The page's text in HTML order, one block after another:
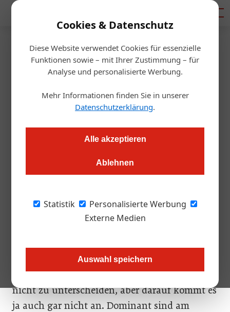
Cookies & Datenschutz
Diese Website verwendet Cookies für essenzielle
Funktionen sowie – mit Ihrer Zustimmung – für
Analyse und personalisierte Werbung.
Mehr Informationen finden Sie in unserer
Datenschutzerklärung.
Alle akzeptieren
Ablehnen
Statistik
Personalisierte Werbung
Externe Medien
Auswahl speichern
Startseite/Handel & Hersteller
Hopfen-Limonade
Redaktion 07.03.2017, 13:56 Uhr
Zipfer Hops: Alkoholfrei, zitronig und nicht zu süß.
Zipfer hat eine neue alkoholfreie
Eckdaten: „Hops“ wird aus drei Vierteln
gehopfter Limonade hergestellt, das Produkt
alkoholfreiem Zipfer Bier. Geschmacklich sind
alle sechs verwendeten Hopfensorten zwar
nicht zu unterscheiden, aber darauf kommt es
ja auch gar nicht an. Dominant sind am